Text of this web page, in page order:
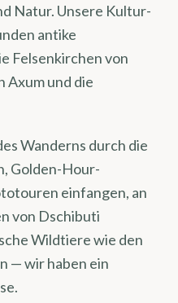
Natur. Unsere Kultur-
antike
Felsenkirchen von
Axum und die
Wanderns durch die
Golden-Hour-
einfangen, an
von Dschibuti
Wildtiere wie den
— wir haben ein